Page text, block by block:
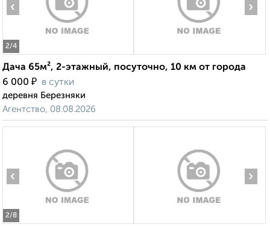
2/4
‹ ›
Дача 65м², 2-этажный, посуточно, 10 км от города
6 000 ₽ в сутки
деревня Березняки
Агентство, 08.08.2026
2/8
‹ ›